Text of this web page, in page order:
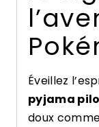
Éveillez
pyjama
doux